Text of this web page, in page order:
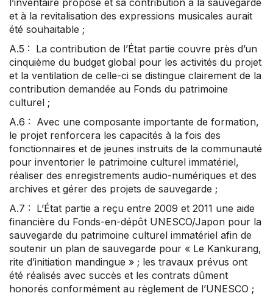
l’inventaire proposé et sa contribution à la sauvegarde
et à la revitalisation des expressions musicales aurait
été souhaitable ;
A.5 : La contribution de l’État partie couvre près d’un
cinquième du budget global pour les activités du projet
et la ventilation de celle-ci se distingue clairement de la
contribution demandée au Fonds du patrimoine
culturel ;
A.6 : Avec une composante importante de formation,
le projet renforcera les capacités à la fois des
fonctionnaires et de jeunes instruits de la communauté
pour inventorier le patrimoine culturel immatériel,
réaliser des enregistrements audio-numériques et des
archives et gérer des projets de sauvegarde ;
A.7 : L’État partie a reçu entre 2009 et 2011 une aide
financière du Fonds-en-dépôt UNESCO/Japon pour la
sauvegarde du patrimoine culturel immatériel afin de
soutenir un plan de sauvegarde pour « Le Kankurang,
rite d’initiation mandingue » ; les travaux prévus ont
été réalisés avec succès et les contrats dûment
honorés conformément au règlement de l’UNESCO ;